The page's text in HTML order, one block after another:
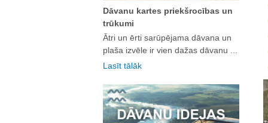
Dāvanu kartes priekšrocības un
trūkumi
Ātri un ērti sarūpējama dāvana un
plaša izvēle ir vien dažas dāvanu ...
Lasīt tālāk